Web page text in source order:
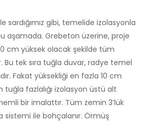
sardığımız gibi, temelide izolasyonla
aşamada. Grebeton üzerine, proje
cm yüksek olacak şekilde tüm
Bu tek sıra tuğla duvar, radye temel
Fakat yüksekliği en fazla 10 cm
tuğla fazlalığı izolasyon üstü alt
bir imalattır. Tüm zemin 3’lük
sistemi ile bohçalanır. Örmüş